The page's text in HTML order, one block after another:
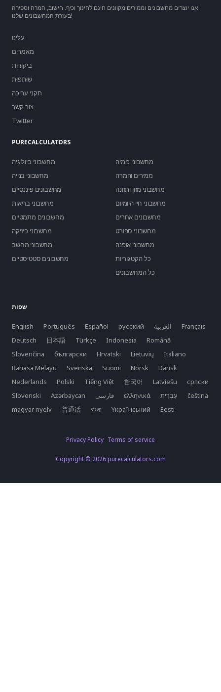
אנו יוצרים מחשבונים וממירים מקוונים חינם לחינוך וכיף. חישוב, המרה וספירה
בעזרת המחשבונים שלנו!
עלינו
מאמרים
ביקורות
שׁוּתָפוּת
תקני עריכה
צור קשר
Twitter
PURECALCULATORS
מחשבוני ביולוגיה
מחשבוני כימיה
מחשבוני בנייה
ממירים והמרה
מחשבונים פיננסיים
מחשבוני מזון ותזונה
מחשבוני בריאות
מחשבוני חיי היומיום
מחשבונים מתמטיים
מחשבונים אחרים
מחשבוני פיזיקה
מחשבוני ספורט
מחשבוני מחשב
מחשבוני אופנה
מחשבונים סטטיסטיים
כל הקטגוריות
כל המחשבונים
שפות
English Português Español русский العربية
Français
Deutsch
日本語 Türkçe Indonesia
Română
Slovenčina
български Hrvatski Lietuvių
Italiano
Bahasa Melayu
Svenska Suomi Norsk
Dansk
Nederlands
Polski Tiếng Việt 한국어 Latviešu
српски
Slovenski
Azərbaycan فارسی ελληνικά
čeština
magyar nyelv
普通话 বাংলা Yкраїнський Eesti
Privacy Policy Terms of service
Copyright © 2026 purecalculators.com